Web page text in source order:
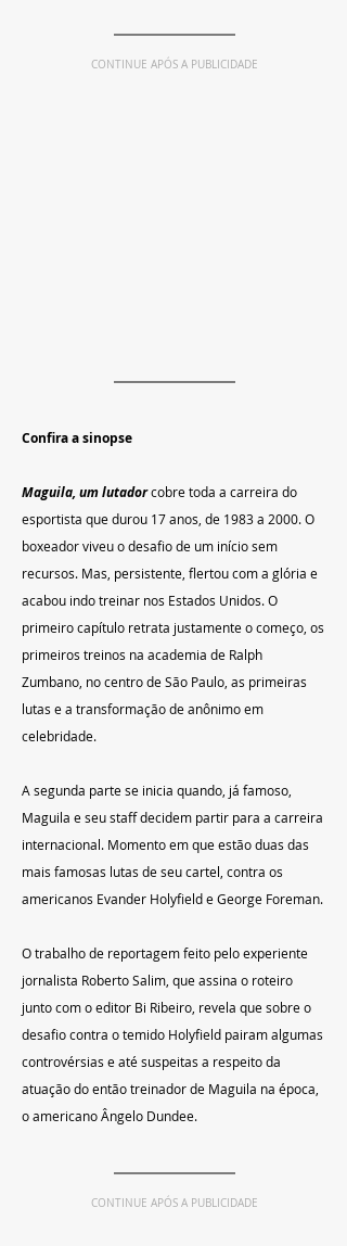
CONTINUE APÓS A PUBLICIDADE
Confira a sinopse
Maguila, um lutador cobre toda a carreira do
esportista que durou 17 anos, de 1983 a 2000. O
boxeador viveu o desafio de um início sem
recursos. Mas, persistente, flertou com a glória e
acabou indo treinar nos Estados Unidos. O
primeiro capítulo retrata justamente o começo, os
primeiros treinos na academia de Ralph
Zumbano, no centro de São Paulo, as primeiras
lutas e a transformação de anônimo em
celebridade.
A segunda parte se inicia quando, já famoso,
Maguila e seu staff decidem partir para a carreira
internacional. Momento em que estão duas das
mais famosas lutas de seu cartel, contra os
americanos Evander Holyfield e George Foreman.
O trabalho de reportagem feito pelo experiente
jornalista Roberto Salim, que assina o roteiro
junto com o editor Bi Ribeiro, revela que sobre o
desafio contra o temido Holyfield pairam algumas
controvérsias e até suspeitas a respeito da
atuação do então treinador de Maguila na época,
o americano Ângelo Dundee.
CONTINUE APÓS A PUBLICIDADE